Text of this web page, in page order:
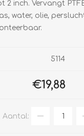
2 inch. Vervangt
water, olie,
5114
€19,88
Aantal: